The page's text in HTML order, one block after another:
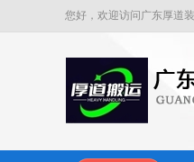
您好，欢迎访问广东厚道